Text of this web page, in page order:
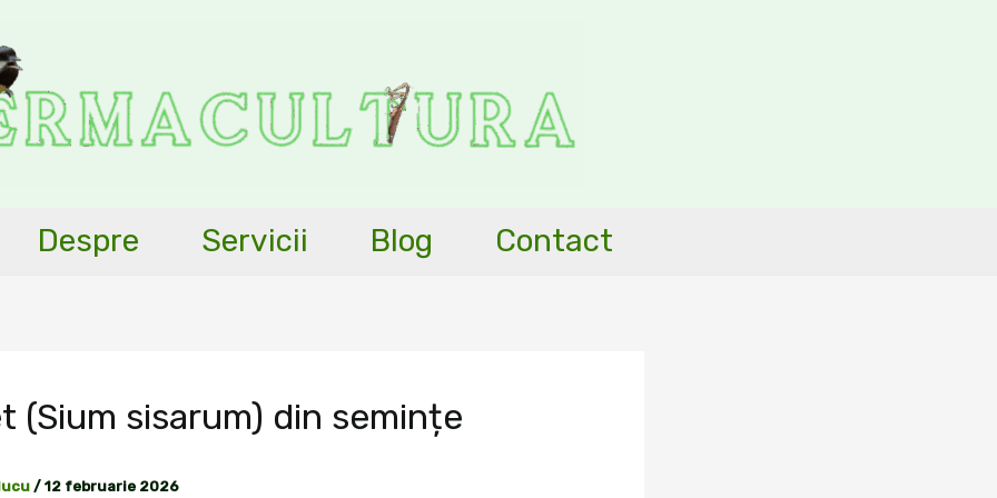
Despre Servicii Blog Contact
(Sium sisarum) din semințe
/ 12 februarie 2026